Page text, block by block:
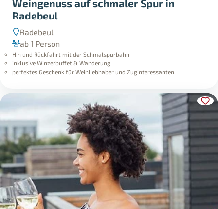
Weingenuss auf schmaler Spur in
Radebeul
Radebeul
ab 1 Person
Hin und Rückfahrt mit der Schmalspurbahn
inklusive Winzerbuffet & Wanderung
perfektes Geschenk für Weinliebhaber und Zuginteressanten